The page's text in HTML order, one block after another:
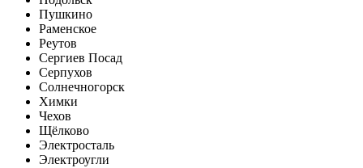
Пушкино
Раменское
Реутов
Сергиев Посад
Серпухов
Солнечногорск
Химки
Чехов
Щёлково
Электросталь
Электроугли